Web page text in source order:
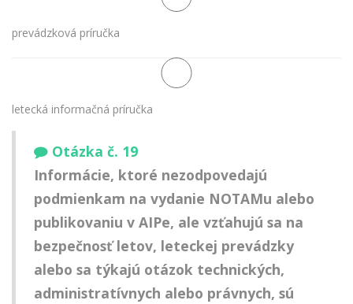
prevádzková príručka
letecká informačná príručka
Otázka č. 19
Informácie, ktoré nezodpovedajú
podmienkam na vydanie NOTAMu alebo
publikovaniu v AIPe, ale vzťahujú sa na
bezpečnosť letov, leteckej prevádzky
alebo sa týkajú otázok technických,
administratívnych alebo právnych, sú